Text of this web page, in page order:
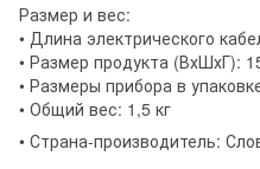
Размер и вес:
• Длина электрического
• Размер продукта (ВхШхГ):
• Размеры прибора в
• Общий вес: 1,5 кг
• Страна-производитель: